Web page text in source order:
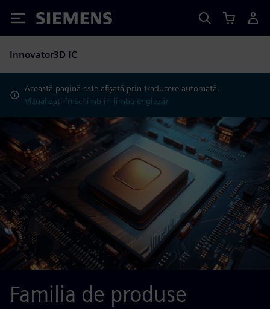
Siemens
Innovator3D IC
Această pagină este afișată prin traducere automată.
Vizualizați în schimb în limba engleză?
Familia de produse